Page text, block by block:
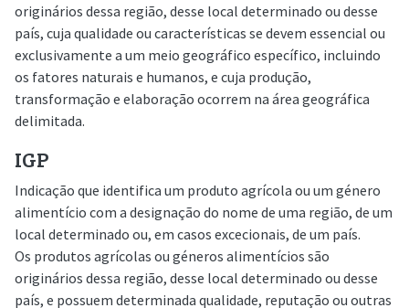
originários dessa região, desse local determinado ou desse
país, cuja qualidade ou características se devem essencial ou
exclusivamente a um meio geográfico específico, incluindo
os fatores naturais e humanos, e cuja produção,
transformação e elaboração ocorrem na área geográfica
delimitada.
IGP
Indicação que identifica um produto agrícola ou um género
alimentício com a designação do nome de uma região, de um
local determinado ou, em casos excecionais, de um país.
Os produtos agrícolas ou géneros alimentícios são
originários dessa região, desse local determinado ou desse
país, e possuem determinada qualidade, reputação ou outras